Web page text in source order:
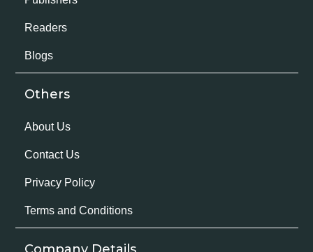
Readers
Blogs
Others
About Us
Contact Us
Privacy Policy
Terms and Conditions
Company Details